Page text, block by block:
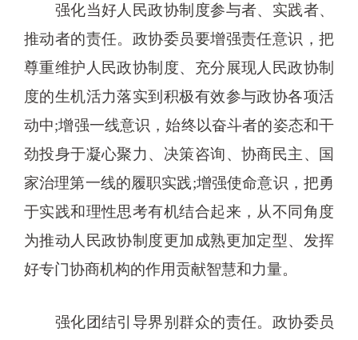
强化当好人民政协制度参与者、实践者、
推动者的责任。政协委员要增强责任意识，把
尊重维护人民政协制度、充分展现人民政协制
度的生机活力落实到积极有效参与政协各项活
动中;增强一线意识，始终以奋斗者的姿态和干
劲投身于凝心聚力、决策咨询、协商民主、国
家治理第一线的履职实践;增强使命意识，把勇
于实践和理性思考有机结合起来，从不同角度
为推动人民政协制度更加成熟更加定型、发挥
好专门协商机构的作用贡献智慧和力量。
强化团结引导界别群众的责任。政协委员